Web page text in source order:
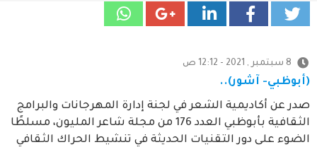
8 سبتمبر , 2021 - 12:12 ص
(أبوظبي- آشور)..
صدر عن أكاديمية الشعر في لجنة إدارة المهرجانات والبرامج
الثقافية بأبوظبي العدد 176 من مجلة شاعر المليون، مسلطًا
الضوء على دور التقنيات الحديثة في تنشيط الحراك الثقافي